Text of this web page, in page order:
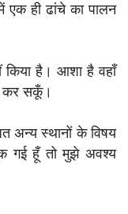
एक ही ढांचे का पालन
किया है। आशा है वहाँ
कर सकूँ।
अन्य स्थानों के विषय
गई हूँ तो मुझे अवश्य